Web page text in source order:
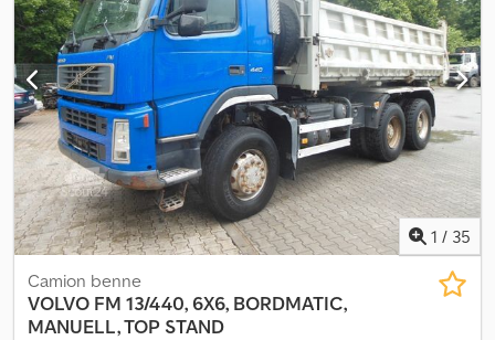
1 / 35
Camion benne
VOLVO FM 13/440, 6X6, BORDMATIC,
MANUELL, TOP STAND